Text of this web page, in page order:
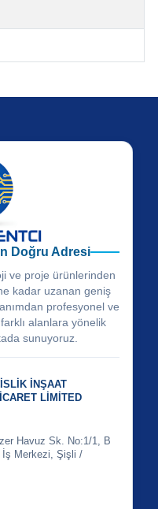
Doğru Adresi
ve proje ürünlerinden
kadar uzanan geniş
profesyonel ve
alanlara yönelik
sunuyoruz.
İNŞAAT
LİMİTED
Havuz Sk. No:1/1, B
İş Merkezi, Şişli /